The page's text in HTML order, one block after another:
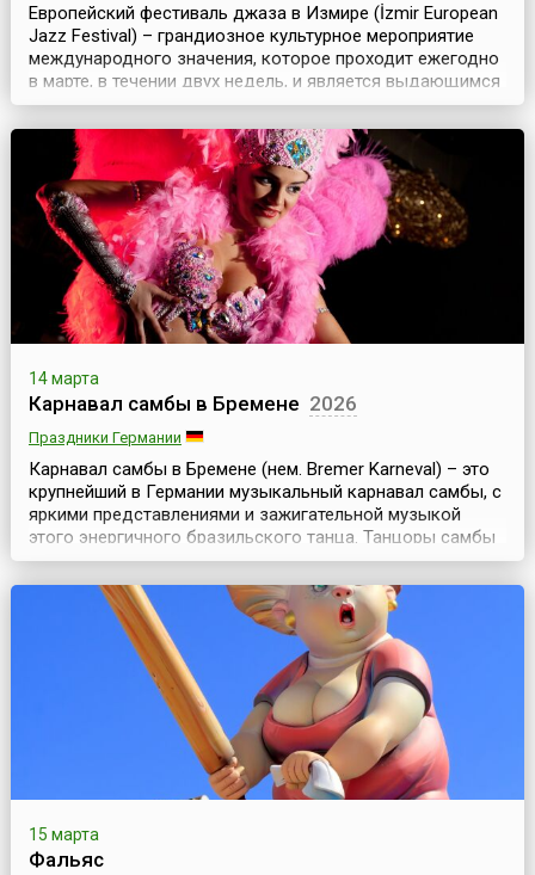
Европейский фестиваль джаза в Измире (İzmir European
Jazz Festival) – грандиозное культурное мероприятие
международного значения, которое проходит ежегодно
в марте, в течении двух недель, и является выдающимся
событием, как для самого города-курорта Измира, так и
для Турции в целом. Фестиваль был организован
Измирским фондом культуры, искусства и образования
(IKSEV) в 1994 году и вот уже более...
14 марта
Карнавал самбы в Бремене 2026
Праздники Германии
Карнавал самбы в Бремене (нем. Bremer Karneval) – это
крупнейший в Германии музыкальный карнавал самбы, с
яркими представлениями и зажигательной музыкой
этого энергичного бразильского танца. Танцоры самбы
со всей Германии приезжают, чтобы принять участие в
уличном карнавале, а тысячи туристов – чтобы увидеть
это яркий праздник.Вольный ганзейский город Бремен –
это старинный и красивый город Ге...
15 марта
Фальяс